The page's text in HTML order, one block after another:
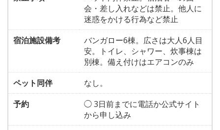
会・差し入れなどは禁止。他人に
迷惑をかける行為など禁止
宿泊施設備考
バンガロー6棟。広さは大人6人目
安。トイレ、シャワー、炊事棟は
別棟。備え付けはエアコンのみ
ペット同伴
なし。
予約
◯ 3日前までに電話か公式サイト
から申し込み